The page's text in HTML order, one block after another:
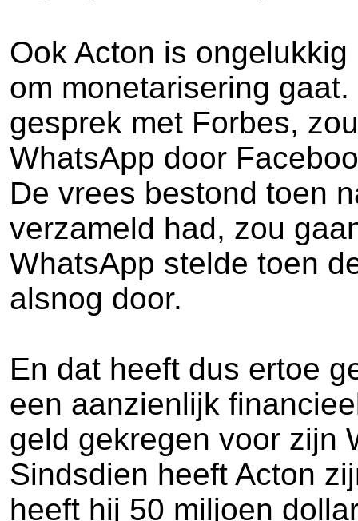
Ook Acton is
om monetarisering
gesprek met Forbes,
WhatsApp door
De vrees bestond toen
verzameld had, zou
WhatsApp stelde toen
alsnog door.
En dat heeft dus ertoe
een aanzienlijk
geld gekregen voor zijn
Sindsdien heeft Acton
heeft hij 50 miljoen